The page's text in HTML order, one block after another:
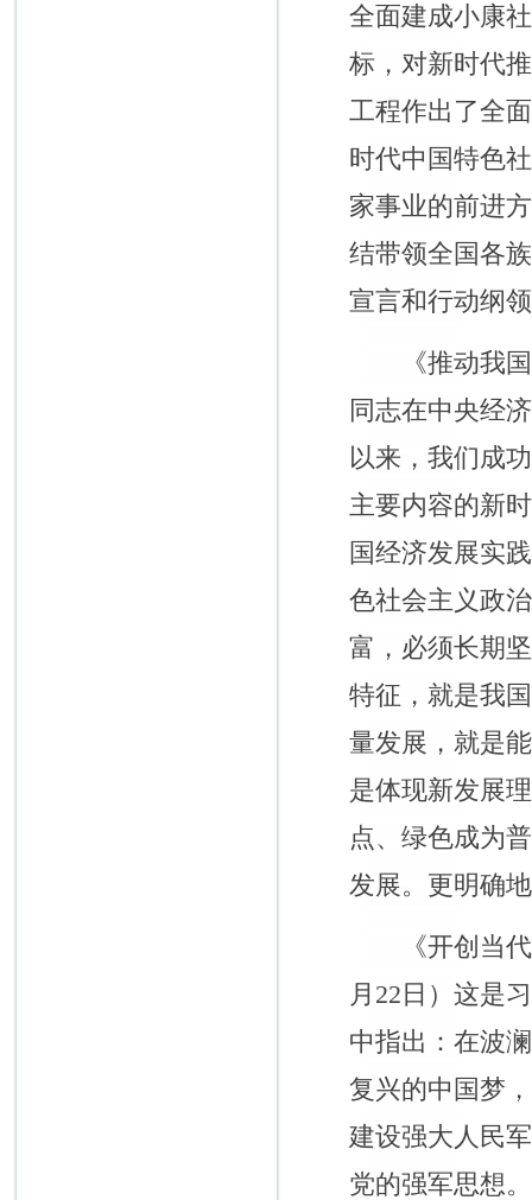
全面建成小康
标，对新时代
工程作出了全
时代中国特色
家事业的前进
结带领全国各
宣言和行动纲
《推动我国
同志在中央经
以来，我们成
主要内容的新
国经济发展实
色社会主义政
富，必须长期
特征，就是我
量发展，就是
是体现新发展
点、绿色成为
发展。更明确
《开创当代
月22日）这是
中指出：在波
复兴的中国梦
建设强大人民
党的强军思想